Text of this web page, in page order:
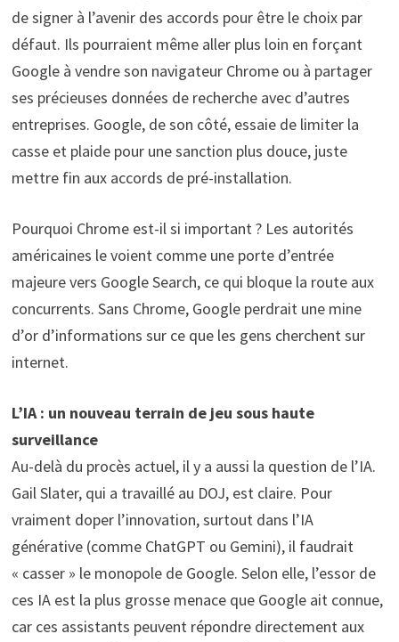
de signer à l’avenir des accords pour être le choix par
défaut. Ils pourraient même aller plus loin en forçant
Google à vendre son navigateur Chrome ou à partager
ses précieuses données de recherche avec d’autres
entreprises. Google, de son côté, essaie de limiter la
casse et plaide pour une sanction plus douce, juste
mettre fin aux accords de pré-installation.
Pourquoi Chrome est-il si important ? Les autorités
américaines le voient comme une porte d’entrée
majeure vers Google Search, ce qui bloque la route aux
concurrents. Sans Chrome, Google perdrait une mine
d’or d’informations sur ce que les gens cherchent sur
internet.
L’IA : un nouveau terrain de jeu sous haute
surveillance
Au-delà du procès actuel, il y a aussi la question de l’IA.
Gail Slater, qui a travaillé au DOJ, est claire. Pour
vraiment doper l’innovation, surtout dans l’IA
générative (comme ChatGPT ou Gemini), il faudrait
« casser » le monopole de Google. Selon elle, l’essor de
ces IA est la plus grosse menace que Google ait connue,
car ces assistants peuvent répondre directement aux